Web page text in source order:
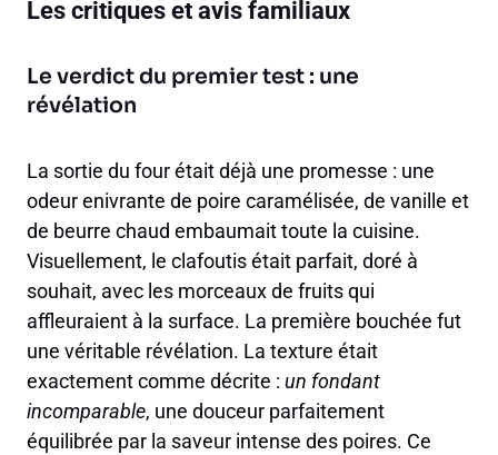
Les critiques et avis familiaux
Le verdict du premier test : une
révélation
La sortie du four était déjà une promesse : une
odeur enivrante de poire caramélisée, de vanille et
de beurre chaud embaumait toute la cuisine.
Visuellement, le clafoutis était parfait, doré à
souhait, avec les morceaux de fruits qui
affleuraient à la surface. La première bouchée fut
une véritable révélation. La texture était
exactement comme décrite : un fondant
incomparable, une douceur parfaitement
équilibrée par la saveur intense des poires. Ce